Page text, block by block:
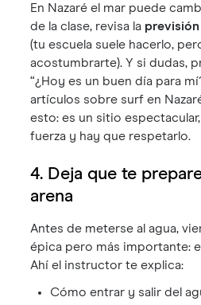
En Nazaré el mar puede
de la clase, revisa la
(tu escuela suele hacerlo,
acostumbrarte). Y si dudas,
“¿Hoy es un buen día para
artículos sobre surf en
esto: es un sitio
fuerza y hay que respetarlo.
4. Deja que te
arena
Antes de meterse al agua,
épica pero más importante: el
Ahí el instructor te explica:
Cómo entrar y salir del